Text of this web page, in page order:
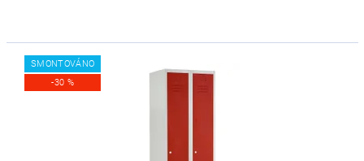
SMONTOVÁNO
-30 %